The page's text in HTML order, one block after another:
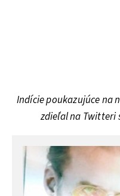
Indície poukazujúce na
zdieľal na Twitteri